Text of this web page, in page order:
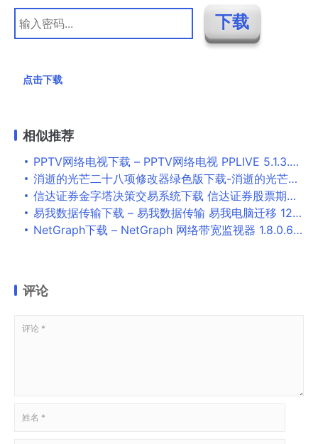
点击下载
相似推荐
PPTV网络电视下载 – PPTV网络电视 PPLIVE 5.1.3.0001 去广告精简版
消逝的光芒二十八项修改器绿色版下载-消逝的光芒28项修改器风灵月影版下载
信达证券金字塔决策交易系统下载 信达证券股票期权金字塔决策交易系统 v6.1 官方安装版 32+64位
易我数据传输下载 – 易我数据传输 易我电脑迁移 12.5 免费版
NetGraph下载 – NetGraph 网络带宽监视器 1.8.0.69 汉化版
评论